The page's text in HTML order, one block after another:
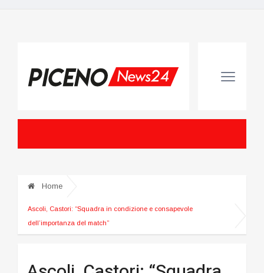
Home
Ascoli, Castori: “Squadra in condizione e consapevole
dell’importanza del match”